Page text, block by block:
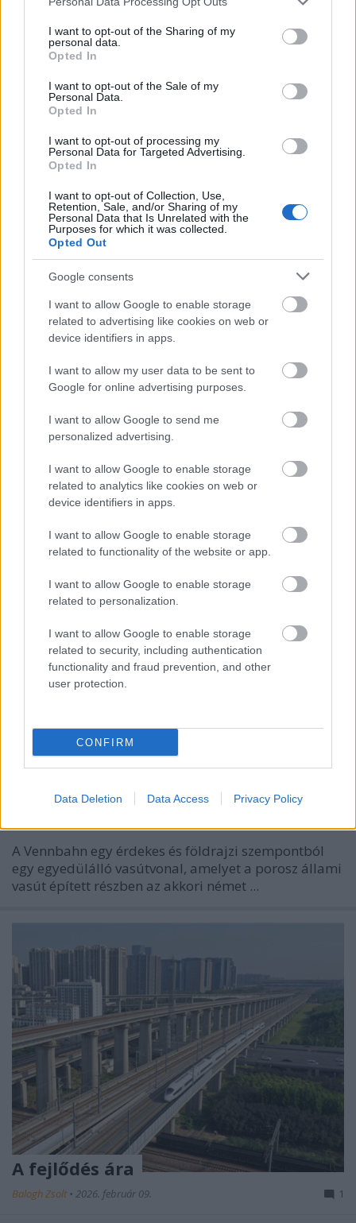
not limited to your visit or usage behaviour. You may click to
grant or deny consent to Google and its third-party tags to
use your data for below specified purposes in below Google
consent section.
I want to opt-out of the Sharing of my
personal data.
Opted In
I want to opt-out of the Sale of my
Personal Data.
Opted In
I want to opt-out of processing my
Personal Data for Targeted Advertising.
Opted In
I want to opt-out of Collection, Use,
Retention, Sale, and/or Sharing of my
Personal Data that Is Unrelated with the
Purposes for which it was collected.
Opted Out
Google consents
I want to allow Google to enable storage
related to advertising like cookies on web or
device identifiers in apps.
I want to allow my user data to be sent to
Google for online advertising purposes.
I want to allow Google to send me
personalized advertising.
I want to allow Google to enable storage
related to analytics like cookies on web or
device identifiers in apps.
I want to allow Google to enable storage
related to functionality of the website or app.
I want to allow Google to enable storage
related to personalization.
I want to allow Google to enable storage
related to security, including authentication
functionality and fraud prevention, and other
user protection.
CONFIRM
Data Deletion Data Access Privacy Policy
A Trenitalia 74 új Frecciarossa
szerelvényt vásárol
Balogh Zsolt•2026. február 26.
Az Olasz Államvasutak személyszállítással
foglalkozó leányvállalata, a Trenitalia 2 milliárd
eurót fektet be nagysebességű járműparkjába, ...
Tovább csúszik a Stuttgart 21
befejezése
Balogh Zsolt•2026. február 16.
Miután a DB törölte a Stuttgarti főpályaudvar 2026-
felülvizsgálatot rendelt el a sokat ...
2026. február 11.
A Vennbahn egy érdekes és földrajzi szempontból
egy egyedülálló vasútvonal, amelyet a porosz állami
vasút épített részben az akkori német ...
A fejlődés ára
Balogh Zsolt • 2026. február 09. 1